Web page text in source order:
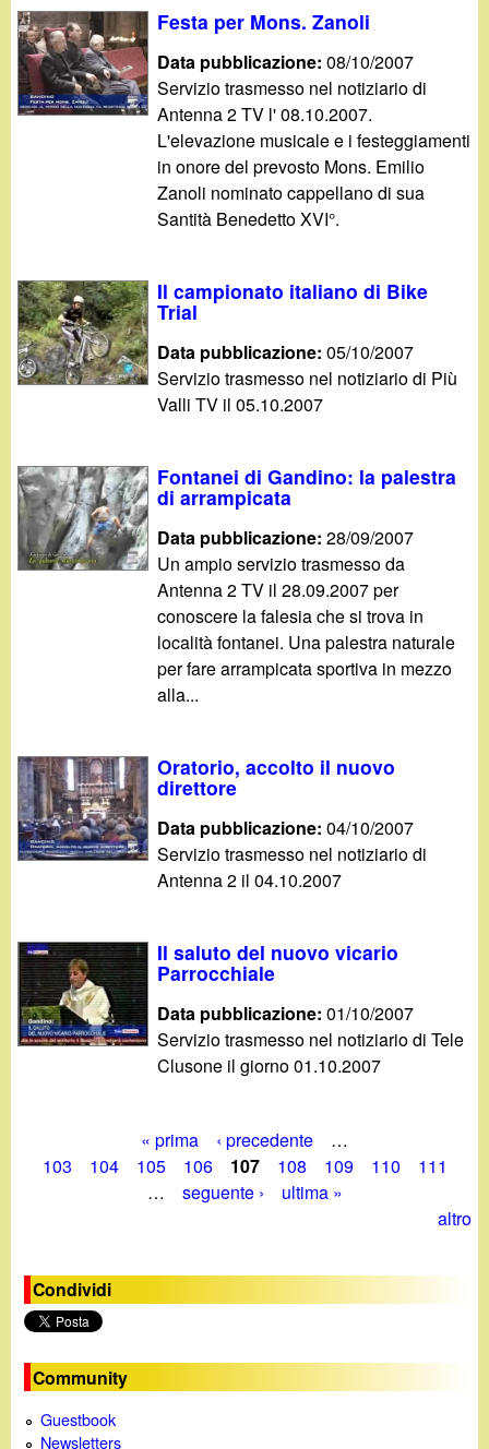
Festa per Mons. Zanoli
Data pubblicazione:08/10/2007
Servizio trasmesso nel notiziario di
Antenna 2 TV l' 08.10.2007.
L'elevazione musicale e i festeggiamenti
in onore del prevosto Mons. Emilio
Zanoli nominato cappellano di sua
Santità Benedetto XVI°.
Il campionato italiano di Bike
Trial
Data pubblicazione:05/10/2007
Servizio trasmesso nel notiziario di Più
Valli TV il 05.10.2007
Fontanei di Gandino: la palestra
di arrampicata
Data pubblicazione:28/09/2007
Un ampio servizio trasmesso da
Antenna 2 TV il 28.09.2007 per
conoscere la falesia che si trova in
località fontanei. Una palestra naturale
per fare arrampicata sportiva in mezzo
alla...
Oratorio, accolto il nuovo
direttore
Data pubblicazione:04/10/2007
Servizio trasmesso nel notiziario di
Antenna 2 il 04.10.2007
Il saluto del nuovo vicario
Parrocchiale
Data pubblicazione:01/10/2007
Servizio trasmesso nel notiziario di Tele
Clusone il giorno 01.10.2007
i
n
e
« prima ‹ precedente
…
103
104 105 106 107 108 109 110
111
…
seguente ›
ultima »
altro
Condividi
Community
Guestbook
Newsletters